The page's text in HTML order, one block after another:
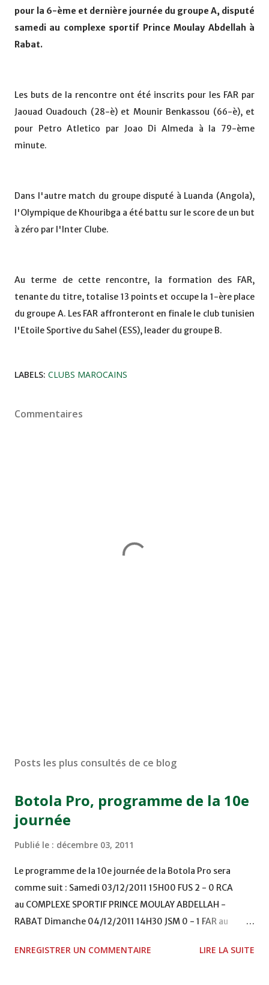
pour la 6-ème et dernière journée du groupe A, disputé
samedi au complexe sportif Prince Moulay Abdellah à
Rabat.
Les buts de la rencontre ont été inscrits pour les FAR par
Jaouad Ouadouch (28-è) et Mounir Benkassou (66-è), et
pour Petro Atletico par Joao Di Almeda à la 79-ème
minute.
Dans l'autre match du groupe disputé à Luanda (Angola),
l'Olympique de Khouribga a été battu sur le score de un but
à zéro par l'Inter Clube.
Au terme de cette rencontre, la formation des FAR,
tenante du titre, totalise 13 points et occupe la 1-ère place
du groupe A. Les FAR affronteront en finale le club tunisien
l'Etoile Sportive du Sahel (ESS), leader du groupe B.
LABELS: CLUBS MAROCAINS
Commentaires
Posts les plus consultés de ce blog
Botola Pro, programme de la 10e
journée
Publié le : décembre 03, 2011
Le programme de la 10e journée de la Botola Pro sera
comme suit : Samedi 03/12/2011 15H00 FUS 2 - 0 RCA
au COMPLEXE SPORTIF PRINCE MOULAY ABDELLAH -
RABAT Dimanche 04/12/2011 14H30 JSM 0 - 1 FAR au
TERRAIN EL ABDI - EL JADIDA 16h30 OCK 0 - 1 HUSA
ENREGISTRER UN COMMENTAIRE LIRE LA SUITE